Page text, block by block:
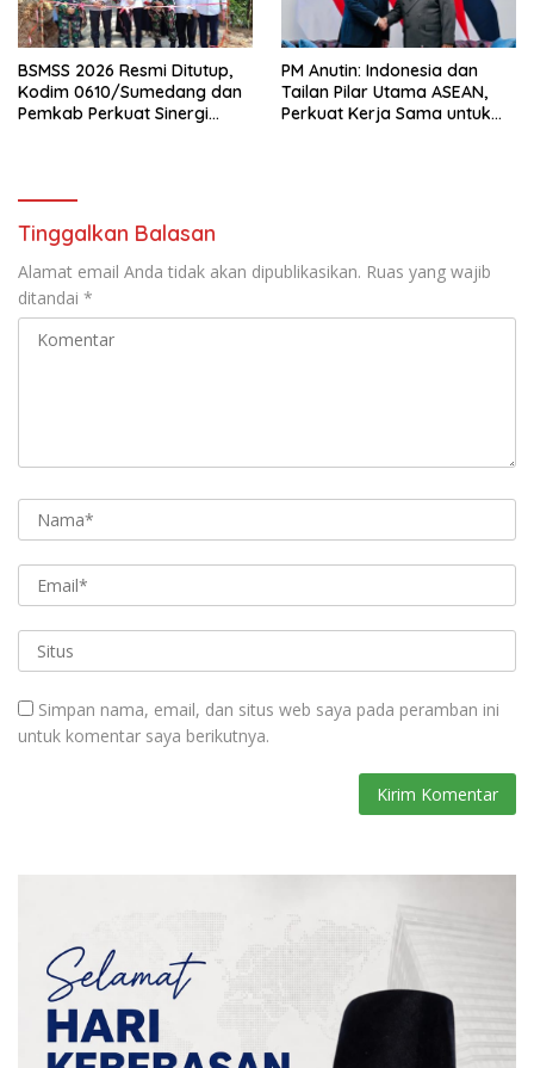
BSMSS 2026 Resmi Ditutup,
Kodim 0610/Sumedang dan
Pemkab Perkuat Sinergi
PM Anutin: Indonesia dan
Tailan Pilar Utama ASEAN,
Perkuat Kerja Sama untuk
Tinggalkan Balasan
Alamat email Anda tidak akan dipublikasikan. Ruas yang wajib
ditandai *
Simpan nama, email, dan situs web saya pada peramban ini
untuk komentar saya berikutnya.